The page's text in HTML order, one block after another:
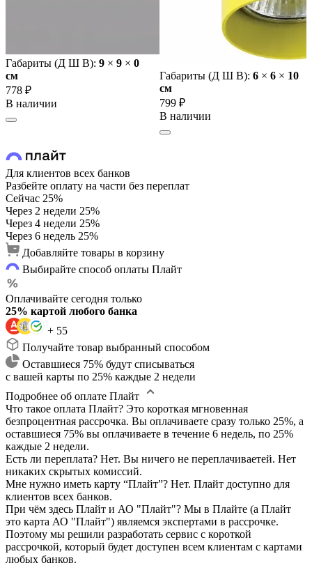
Габариты (Д Ш В): 9 × 9 × 0
cм
778 ₽
В наличии
Габариты (Д Ш В): 6 × 6 × 10
cм
799 ₽
В наличии
Для клиентов всех банков
Разбейте оплату на части без переплат
Сейчас 25%
Через 2 недели 25%
Через 4 недели 25%
Через 6 недель 25%
Добавляйте товары в корзину
Выбирайте способ оплаты Плайт
Оплачивайте сегодня только
25% картой любого банка
+ 55
Получайте товар выбранный способом
Оставшиеся 75% будут списываться
с вашей карты по 25% каждые 2 недели
Подробнее об оплате Плайт
Что такое оплата Плайт? Это короткая мгновенная
безпроцентная рассрочка. Вы оплачиваете сразу только 25%, а
оставшиеся 75% вы оплачиваете в течение 6 недель, по 25%
каждые 2 недели.
Есть ли переплата? Нет. Вы ничего не переплачиваетей. Нет
никаких скрытых комиссий.
Мне нужно иметь карту “Плайт”? Нет. Плайт доступно для
клиентов всех банков.
При чём здесь Плайт и АО "Плайт"? Мы в Плайте (а Плайт
это карта АО "Плайт") являемся экспертами в рассрочке.
Поэтому мы решили разработать сервис с короткой
рассрочкой, который будет доступен всем клиентам с картами
любых банков.